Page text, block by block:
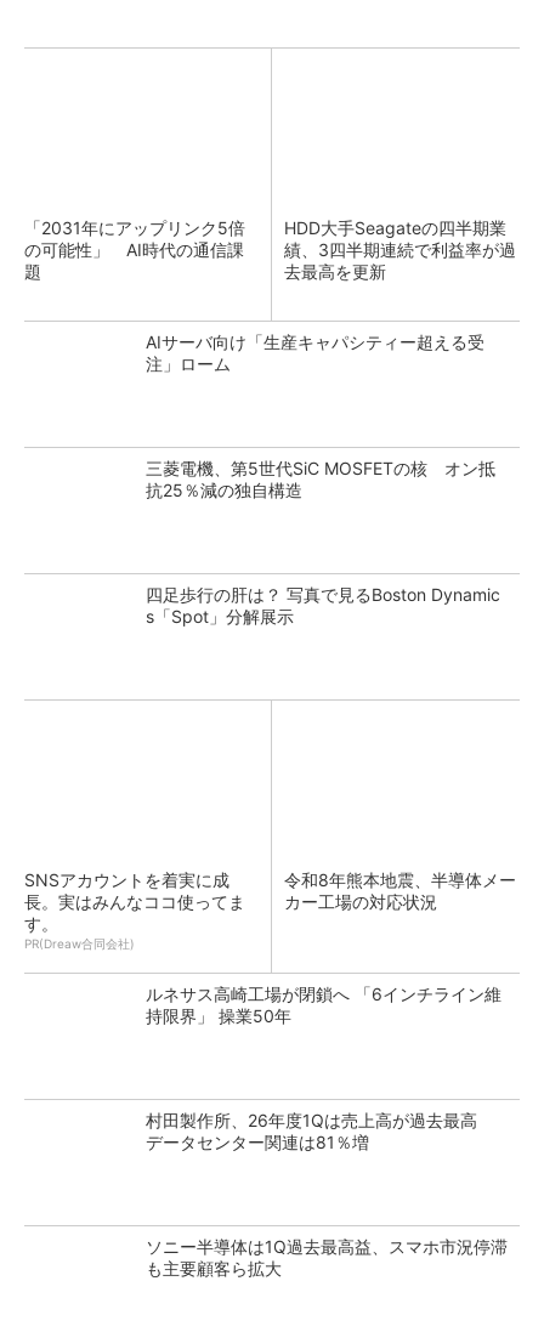
「2031年にアップリンク5倍
の可能性」 AI時代の通信課
題
HDD大手Seagateの四半期業
績、3四半期連続で利益率が過
去最高を更新
AIサーバ向け「生産キャパシティー超える受
注」ローム
三菱電機、第5世代SiC MOSFETの核 オン抵
抗25％減の独自構造
四足歩行の肝は？ 写真で見るBoston Dynamic
s「Spot」分解展示
SNSアカウントを着実に成
長。実はみんなココ使ってま
す。
PR(Dreaw合同会社)
令和8年熊本地震、半導体メー
カー工場の対応状況
ルネサス高崎工場が閉鎖へ 「6インチライン維
持限界」 操業50年
村田製作所、26年度1Qは売上高が過去最高
データセンター関連は81％増
ソニー半導体は1Q過去最高益、スマホ市況停滞
も主要顧客ら拡大